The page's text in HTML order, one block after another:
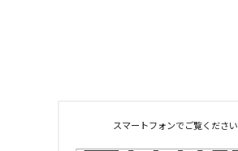
スマートフォンでご覧ください